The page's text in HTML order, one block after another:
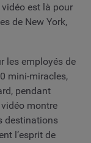
est là pour
de New York,
les employés de
mini-miracles,
pendant
montre
destinations
l’esprit de